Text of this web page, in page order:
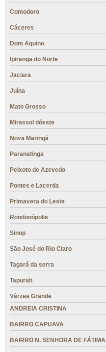
Comodoro
Cáceres
Dom Aquino
Ipiranga do Norte
Jaciara
Juína
Mato Grosso
Mirassol dóeste
Nova Maringá
Paranatinga
Peixoto de Azevedo
Pontes e Lacerda
Primavera do Leste
Rondonópolis
Sinop
São José do Rio Claro
Tagará da serra
Tapurah
Várzea Grande
ANDREIA CRISTINA
BAIRRO CAPUAVA
BAIRRO N. SENHORA DE FÁTIMA